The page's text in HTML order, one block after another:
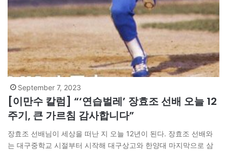
September 7, 2023
[이만수 칼럼] “‘연습벌레’ 장효조 선배 오늘 12
주기, 큰 가르침 감사합니다”
장효조 선배님이 세상을 떠난 지 오늘 12년이 된다. 장효조 선배와
는 대구중학교 시절부터 시작해 대구상고와 한양대 마지막으로 삼